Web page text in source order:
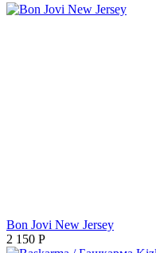
Bon Jovi New Jersey
2 150 Р